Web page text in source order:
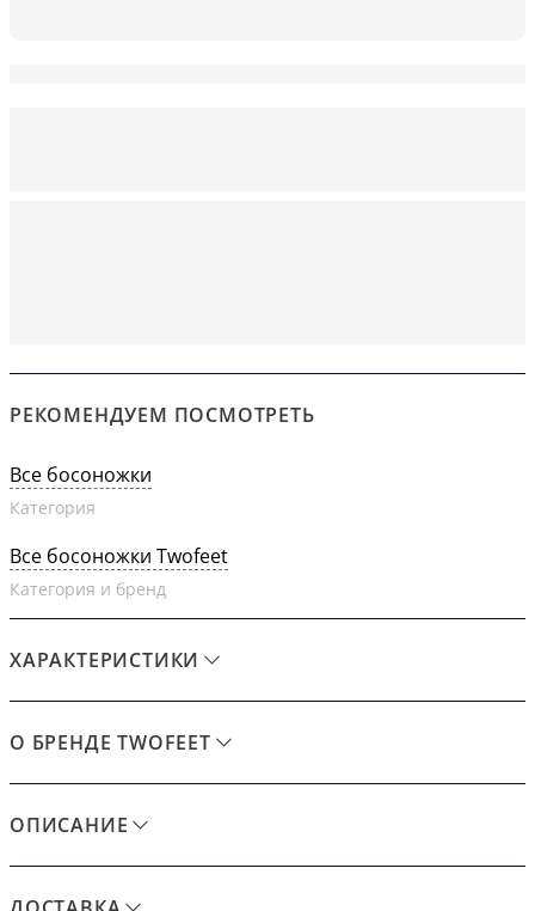
РЕКОМЕНДУЕМ ПОСМОТРЕТЬ
Все босоножки
Категория
Все босоножки Twofeet
Категория и бренд
ХАРАКТЕРИСТИКИ
О БРЕНДЕ TWOFEET
ОПИСАНИЕ